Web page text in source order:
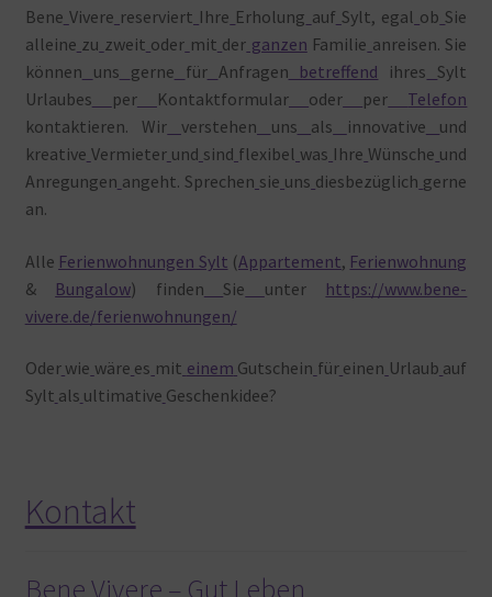
Bene Vivere reserviert Ihre Erholung auf Sylt, egal ob Sie
alleine zu zweit oder mit der ganzen Familie anreisen. Sie
können uns gerne für Anfragen betreffend ihres Sylt
Urlaubes
per Kontaktformular oder per
Telefon
kontaktieren. Wir
verstehen uns als innovative
und
kreative Vermieter und sind flexibel was Ihre Wünsche und
Anregungen angeht. Sprechen sie uns diesbezüglich gerne
an.
Alle Ferienwohnungen Sylt (Appartement, Ferienwohnung
& Bungalow) finden Sie unter https://www.bene-
vivere.de/ferienwohnungen/
Oder wie wäre es mit einem Gutschein für einen Urlaub auf
Sylt als ultimative Geschenkidee?
Kontakt
Bene Vivere – Gut Leben